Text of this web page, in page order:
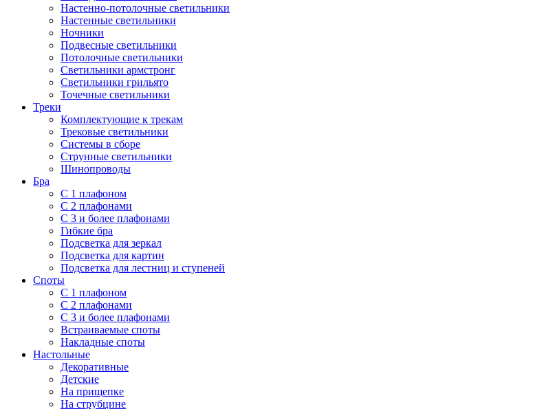
Настенно-потолочные светильники
Настенные светильники
Ночники
Подвесные светильники
Потолочные светильники
Светильники армстронг
Светильники грильято
Точечные светильники
Треки
Комплектующие к трекам
Трековые светильники
Системы в сборе
Струнные светильники
Шинопроводы
Бра
С 1 плафоном
С 2 плафонами
С 3 и более плафонами
Гибкие бра
Подсветка для зеркал
Подсветка для картин
Подсветка для лестниц и ступеней
Споты
С 1 плафоном
С 2 плафонами
С 3 и более плафонами
Встраиваемые споты
Накладные споты
Настольные
Декоративные
Детские
На прищепке
На струбцине